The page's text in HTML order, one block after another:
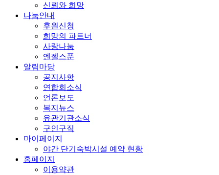
신뢰와 희망
나눔안내
후원신청
희망의 파트너
사랑나눔
엔젤스푼
알림마당
공지사항
연합회소식
언론보도
복지뉴스
유관기관소식
구인구직
마이페이지
야간 단기숙박시설 예약 현황
홈페이지
이용약관